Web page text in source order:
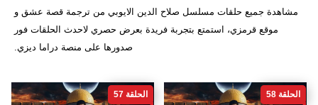
مشاهدة جميع حلقات مسلسل صلاح الدين الايوبي من ترجمة قصة عشق و
موقع قرمزي، استمتع بتجربة فريدة بعرض حصري لاحدث الحلقات فور
صدورها على منصة دراما ديزي.
الحلقة 58 الحلقة 57